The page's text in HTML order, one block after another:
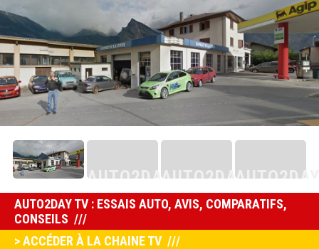
AUTO2DAYAUTO2DAYAUTO2DAY
AUTO2DAY
AUTO2DAY TV : ESSAIS AUTO, AVIS, COMPARATIFS,
CONSEILS
> ACCÉDER À LA CHAINE TV